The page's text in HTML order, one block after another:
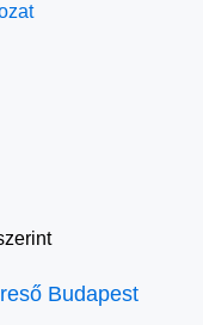
Budapest